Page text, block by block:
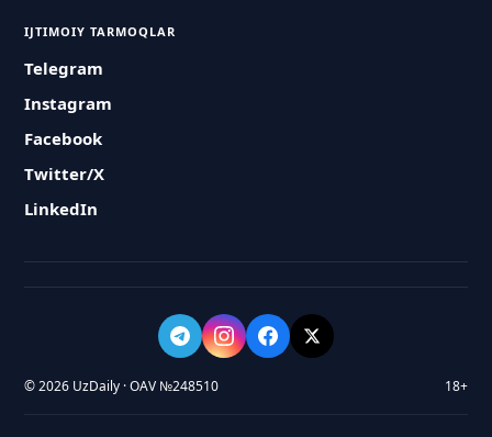
IJTIMOIY TARMOQLAR
Telegram
Instagram
Facebook
Twitter/X
LinkedIn
© 2026 UzDaily · OAV №248510 18+